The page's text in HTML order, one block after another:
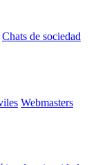
Chats de sociedad
Webmasters